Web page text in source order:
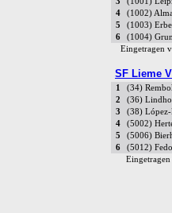
4
(1002)
5
(1003)
6
(1004)
Eingetragen
SF Lieme V
1 (34)
2
(36)
3
(38) López-
4
(5002)
5
(5006)
6
(5012)